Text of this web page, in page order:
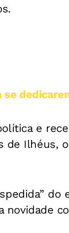
e
de Ilhéus,
do
novidade